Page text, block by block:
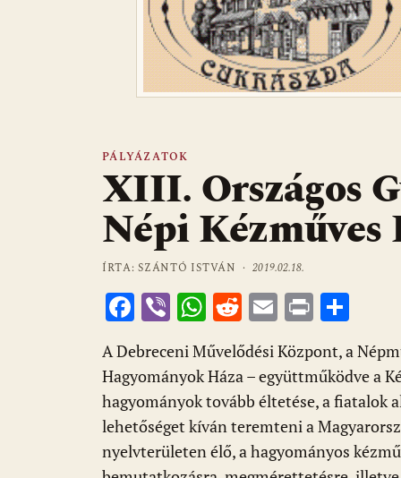
PÁLYÁZATOK
XIII. Országos
Népi Kézműves
ÍRTA: SZÁNTÓ ISTVÁN ·2019.02.18.
F
ac
e
b
o
o
Vi
er
W
h
at
s
A
p
R
e
d
di
t
E
m
ai
l
Pr
t
ss
za
m
e
g
A Debreceni Művelődési Központ, a
Hagyományok Háza – együttműködve a
hagyományok tovább éltetése, a fiatalok
lehetőséget kíván teremteni a
nyelvterületen élő, a hagyományos